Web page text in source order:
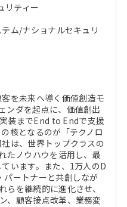
リティー
ム/ナショナルセキュリ
を未来へ導く価値創造モ
ンダを起点に、価値創出
装までEnd to Endで支援
核となるのが「テクノロ
は、世界トップクラスの
たノウハウを活用し、最
います。また、1万人のD
パートナーと共創しなが
らを継続的に進化させ、
、顧客接点改革、業務変